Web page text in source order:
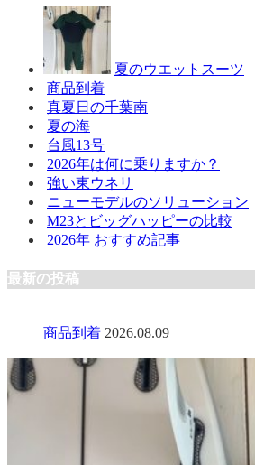
夏のウエットスーツ
商品到着
真夏日の千葉南
夏の海
台風13号
2026年は何に乗りますか？
強い東ウネリ
ニューモデルのソリューション
M23とビッグハッピーの比較
2026年 おすすめ記事
最新の投稿
商品到着 2026.08.09